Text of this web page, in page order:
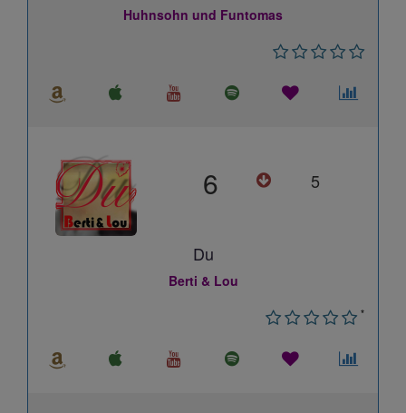
Huhnsohn und Funtomas
6 5
Du
Berti & Lou
*